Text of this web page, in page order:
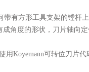
带有方形工具支架的镗杆
角度的形状，刀片轴向
用Koyemann可转位刀片